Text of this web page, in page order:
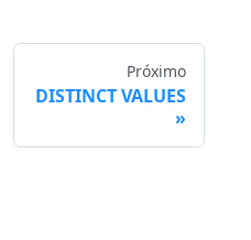
Próximo
DISTINCT VALUES